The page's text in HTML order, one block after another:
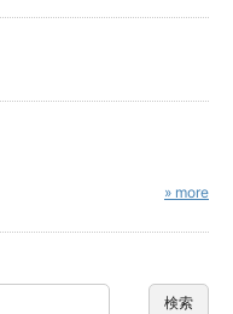
» more